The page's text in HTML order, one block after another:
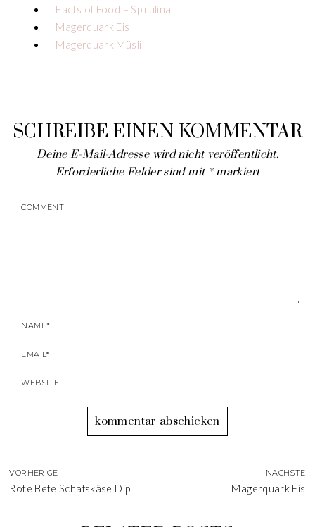
Facts of Food – Spirulina
Magerquark Eis
Magerquark Müsli
SCHREIBE EINEN KOMMENTAR
Deine E-Mail-Adresse wird nicht veröffentlicht.
Erforderliche Felder sind mit *markiert
VORHERIGE
Rote Bete Schafskäse Dip
NÄCHSTE
Magerquark Eis